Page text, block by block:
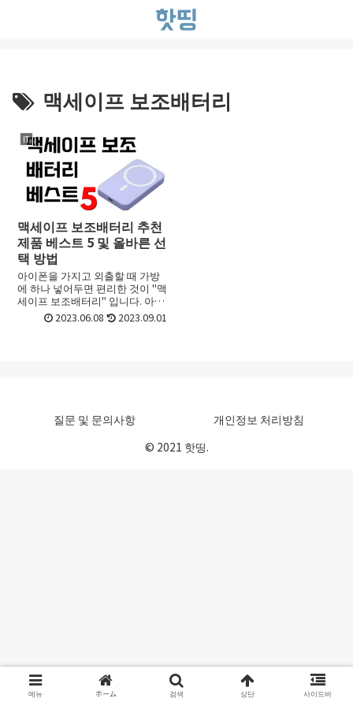
맥세이프 보조배터리
IT
맥세이프 보조배터리 추천
제품 베스트 5 및 올바른 선
택 방법
아이폰을 가지고 외출할 때 가방
에 하나 넣어두면 편리한 것이 "맥
세이프 보조배터리" 입니다. 아이
폰 12~14 시리즈 전용이지만, 간
편하게 무선 충전을 할 수 있는 편
2023.06.08 2023.09.01
질문 및 문의사항
개인정보 처리방침
© 2021 핫띵.
메뉴 ホーム 검색 상단 사이드바